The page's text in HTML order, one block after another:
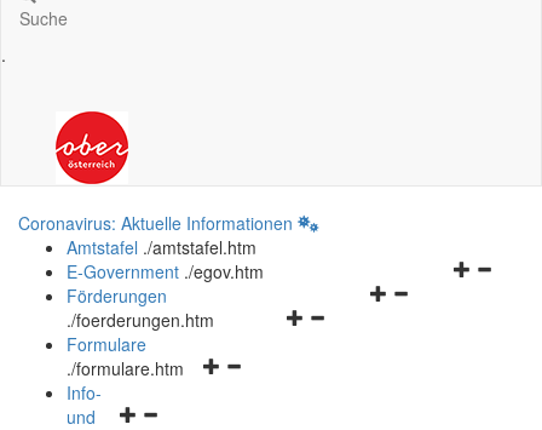
Suche
.
Coronavirus: Aktuelle Informationen
Amtstafel ./amtstafel.htm
Navigationsmenü
E-Government ./egov.htm
Navigationsmenü
Förderungen
./foerderungen.htm
Navigationsmenü
Formulare
./formulare.htm
Navigationsmenü
Info-
und